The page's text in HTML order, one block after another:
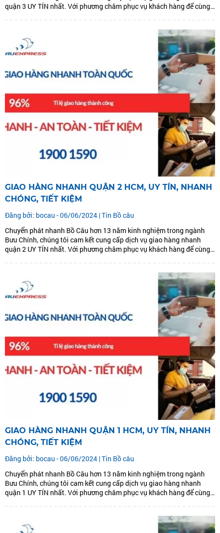
quận 3 UY TÍN nhất. Với phương châm phục vụ khách hàng để cùng
GIAO HÀNG NHANH QUẬN 2 HCM, UY TÍN, NHANH
CHÓNG, TIẾT KIỆM
Đăng bởi: bocau - 06/06/2024 |Tin Bồ câu
Chuyển phát nhanh Bồ Câu hơn 13 năm kinh nghiệm trong ngành
Bưu Chính, chúng tôi cam kết cung cấp dịch vụ giao hàng nhanh
quận 2 UY TÍN nhất. Với phương châm phục vụ khách hàng để cùng
GIAO HÀNG NHANH QUẬN 1 HCM, UY TÍN, NHANH
CHÓNG, TIẾT KIỆM
Đăng bởi: bocau - 06/06/2024 |Tin Bồ câu
Chuyển phát nhanh Bồ Câu hơn 13 năm kinh nghiệm trong ngành
Bưu Chính, chúng tôi cam kết cung cấp dịch vụ giao hàng nhanh
quận 1 UY TÍN nhất. Với phương châm phục vụ khách hàng để cùng